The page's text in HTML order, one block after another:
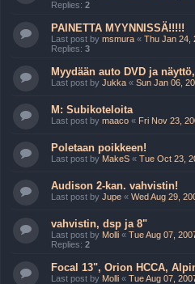
Replies: 2
PAINETTA MYYNNISSÄ!!!!!
Last post by msmura « Thu Jan 24,
Replies: 3
Myydään auto DVD ja
Last post by Jukka « Sun Jan 06,
M: Subikoteloita
Last post by maaco « Fri Nov 23,
Poletaan poikkeen!
Last post by MakeS « Tue Oct 23,
Audison 2-kan. vahvistin!
Last post by Jupe « Wed Aug 29,
vahvistin, dsp ja 8"
Last post by Molli « Tue Aug 07,
Replies: 2
Focal 13", Orion HCCA,
Last post by Molli « Tue Aug 07,